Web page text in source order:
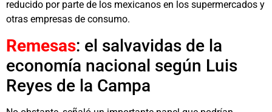
reducido por parte de los mexicanos en los supermercados y
otras empresas de consumo.
Remesas: el salvavidas de la
economía nacional según Luis
Reyes de la Campa